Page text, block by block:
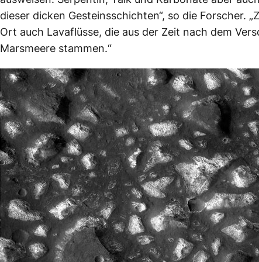
dieser dicken Gesteinsschichten“, so die Forscher.
Ort auch Lavaflüsse, die aus der Zeit nach dem
Marsmeere stammen.“